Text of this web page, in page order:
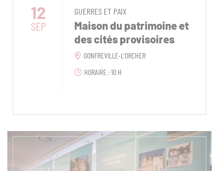
12
SEP
GUERRES ET PAIX
Maison du patrimoine et
des cités provisoires
GONFREVILLE-L’ORCHER
HORAIRE : 10 H